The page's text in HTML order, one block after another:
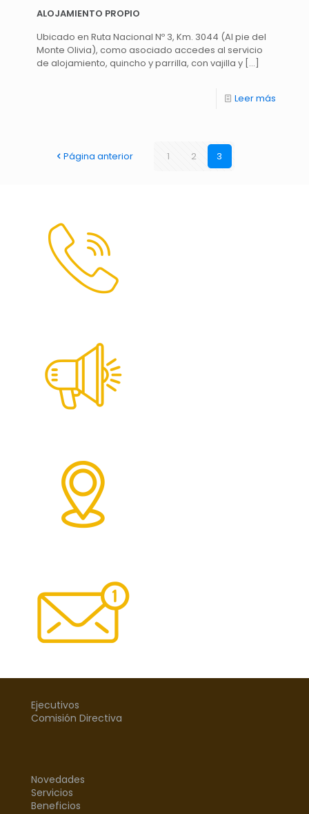
ALOJAMIENTO PROPIO
Ubicado en Ruta Nacional Nº 3, Km. 3044 (Al pie del
Monte Olivia), como asociado accedes al servicio
de alojamiento, quincho y parrilla, con vajilla y […]
Leer más
Página anterior 1 2 3
Ejecutivos
Comisión Directiva
Novedades
Servicios
Beneficios